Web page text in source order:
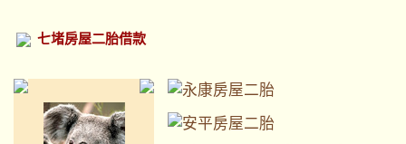
七堵房屋二胎借款